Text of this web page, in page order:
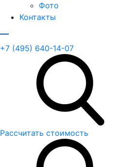
Фото
Контакты
+7 (495) 640-14-07
Рассчитать стоимость